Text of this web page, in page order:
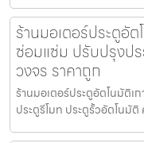
ร้านมอเตอร์ประตูอั
ซ่อมแซ่ม ปรับปรุงป
วงจร ราคาถูก
ร้านมอเตอร์ประตูอัตโนมัติ
ประตูรีโมท ประตูรั้วอัตโนมั